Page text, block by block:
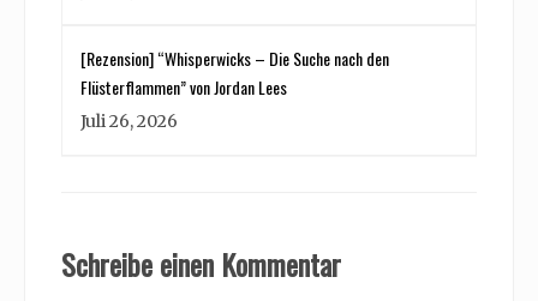
[Rezension] “Whisperwicks – Die Suche nach den
Flüsterflammen” von Jordan Lees
Juli 26, 2026
Schreibe einen Kommentar